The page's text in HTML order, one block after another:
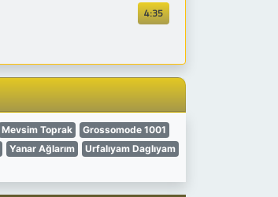
4:35
Mevsim Toprak
Grossomode 1001
Yanar Ağlarım
Urfalıyam Daglıyam